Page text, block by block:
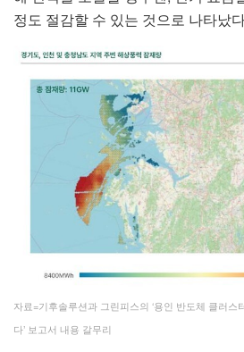
정도 절감할 수 있는 것으로 나타났
자료=기후솔루션과 그린피스의 ‘용인 반도체 클러
다’ 보고서 내용 갈무리